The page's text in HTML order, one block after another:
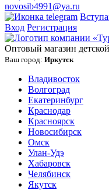
novosib4991@ya.ru
Вход Регистрация
Оптовый магазин
Ваш город: Иркутск
Владивосток
Волгоград
Екатеринбург
Краснодар
Красноярск
Новосибирск
Омск
Улан-Удэ
Хабаровск
Челябинск
Якутск